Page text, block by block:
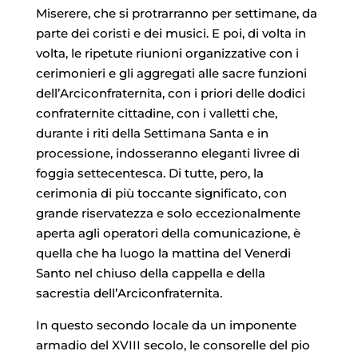
Miserere, che si protrarranno per settimane, da
parte dei coristi e dei musici. E poi, di volta in
volta, le ripetute riunioni organizzative con i
cerimonieri e gli aggregati alle sacre funzioni
dell’Arciconfraternita, con i priori delle dodici
confraternite cittadine, con i valletti che,
durante i riti della Settimana Santa e in
processione, indosseranno eleganti livree di
foggia settecentesca. Di tutte, pero, la
cerimonia di più toccante significato, con
grande riservatezza e solo eccezionalmente
aperta agli operatori della comunicazione, è
quella che ha luogo la mattina del Venerdi
Santo nel chiuso della cappella e della
sacrestia dell’Arciconfraternita.
In questo secondo locale da un imponente
armadio del XVIII secolo, le consorelle del pio